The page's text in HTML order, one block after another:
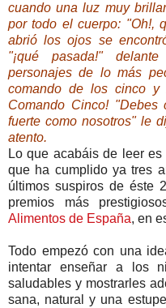
cuando una luz muy
por todo el cuerpo: "Oh!,
abrió los ojos se
"¡qué pasada!"
personajes de lo más
comando de los cinco y
Comando Cinco!
fuerte como nosotros" le
atento.
Lo que acabáis de leer
que ha cumplido ya tres
últimos suspiros de éste
premios más
Alimentos de España, en
Todo empezó con una
intentar enseñar a los
saludables y mostrarles
sana, natural y una